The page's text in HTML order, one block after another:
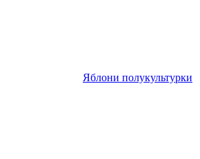
Яблони полукультурки